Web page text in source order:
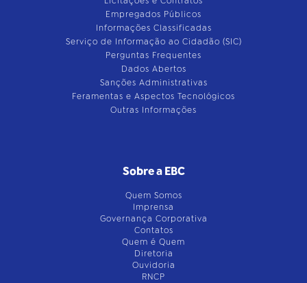
Empregados Públicos
Informações Classificadas
Serviço de Informação ao Cidadão (SIC)
Perguntas Frequentes
Dados Abertos
Sanções Administrativas
Feramentas e Aspectos Tecnológicos
Outras Informações
Sobre a EBC
Quem Somos
Imprensa
Governança Corporativa
Contatos
Quem é Quem
Diretoria
Ouvidoria
RNCP